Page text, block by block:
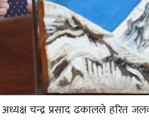
चन्द्र प्रसाद ढकालले हरित